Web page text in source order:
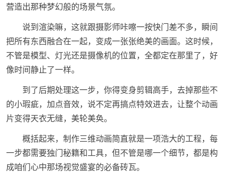
营造出那种梦幻般的场景气氛。
说到渲染嘛，这就跟摄影师咔嚓一按快门差不多，瞬间
把所有东西融合在一起，变成一张张绝美的画面。这时候，
不管是模型、灯光还是摄像机的位置，全都定在那里了，好
像时间静止了一样。
到了后期处理这一步，你得变身剪辑高手，去掉那些不
的小瑕疵，加点音效，说不定再搞点特效进去，让整个动画
片变得天衣无缝，美轮美奂。
概括起来，制作三维动画简直就是一项浩大的工程，每
一步都需要独门秘籍和工具，但不管是哪一个细节，都是构
成咱们心中那场视觉盛宴的必备砖瓦。